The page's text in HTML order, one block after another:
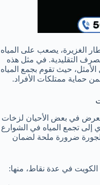
الغزيرة، يصعب على المياه
التقليدية. في مثل هذه
حيث تقوم بجمع المياه
حماية ممتلكات الأفراد.
تتعرض في بعض الأحيان لزخات
إلى تجمع المياه في الشوارع
ضرورة ملحة لضمان
في عدة نقاط، منها: